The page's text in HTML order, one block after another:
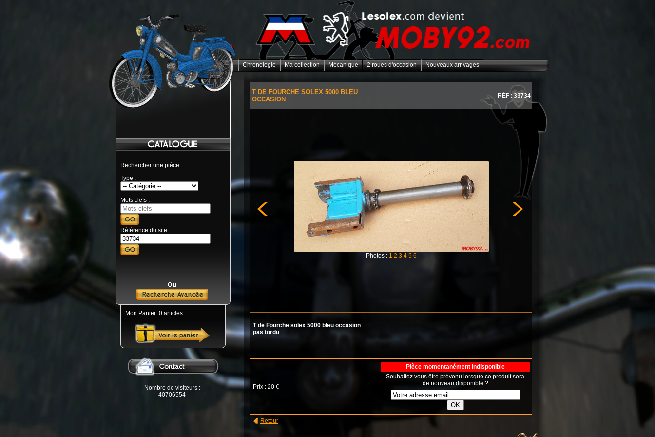
Rechercher une pièce :
Type :
Mots clefs :
Référence du site :
Mon Panier: 0 articles
Nombre de visiteurs :
40706554
Chronologie Ma collection Mécanique 2 roues d'occasion Nouveaux arrivages
T DE FOURCHE SOLEX 5000 BLEU
OCCASION
RÉF : 33734
Photos : 1 2 3 4 5 6
T de Fourche solex 5000 bleu occasion
pas tordu
Prix : 20 €
Pièce momentanément indisponible
Souhaitez vous être prévenu lorsque ce produit sera
de nouveau disponible ?
Retour